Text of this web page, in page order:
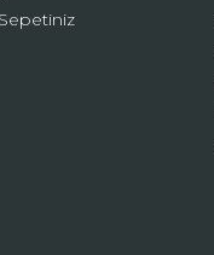
Sepetiniz